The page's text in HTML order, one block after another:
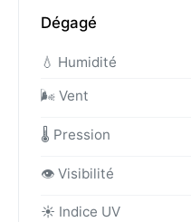
Dégagé
💧 Humidité
🌬️ Vent
🌡️ Pression
👁️ Visibilité
☀️ Indice UV